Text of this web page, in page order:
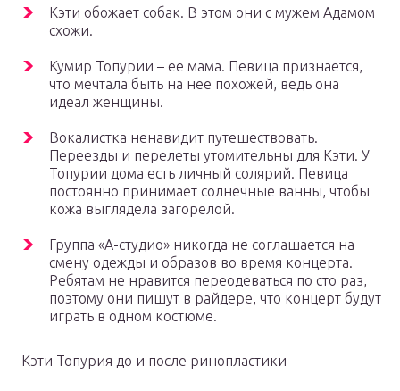
Кэти обожает собак. В этом они с мужем Адамом
схожи.
Кумир Топурии – ее мама. Певица признается,
что мечтала быть на нее похожей, ведь она
идеал женщины.
Вокалистка ненавидит путешествовать.
Переезды и перелеты утомительны для Кэти. У
Топурии дома есть личный солярий. Певица
постоянно принимает солнечные ванны, чтобы
кожа выглядела загорелой.
Группа «А-студио» никогда не соглашается на
смену одежды и образов во время концерта.
Ребятам не нравится переодеваться по сто раз,
поэтому они пишут в райдере, что концерт будут
играть в одном костюме.
Кэти Топурия до и после ринопластики